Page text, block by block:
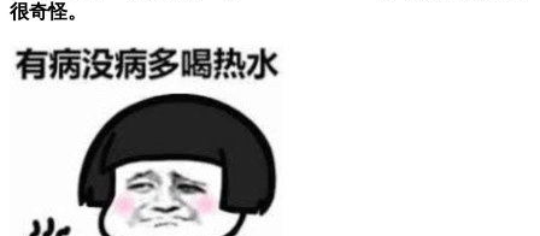
很奇怪。